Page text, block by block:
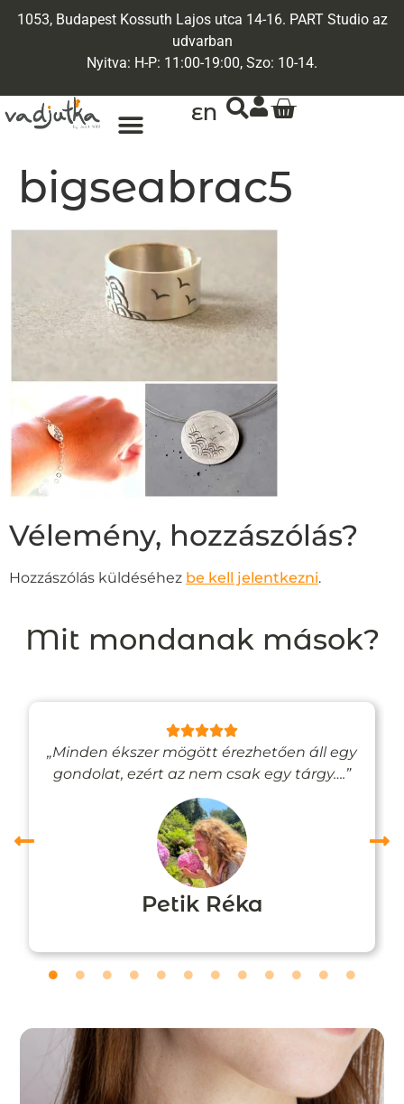
1053, Budapest Kossuth Lajos utca 14-16. PART Studio az
udvarban
Nyitva: H-P: 11:00-19:00, Szo: 10-14.
EN
bigseabrac5
Vélemény, hozzászólás?
Hozzászólás küldéséhez be kell jelentkezni.
Mit mondanak mások?
„Minden ékszer mögött érezhetően áll egy
gondolat, ezért az nem csak egy tárgy….”
Petik Réka